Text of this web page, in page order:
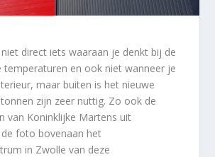
direct iets waaraan je denkt bij de
temperaturen en ook niet wanneer je
maar buiten is het nieuwe
zijn zeer nuttig. Zo ook de
van Koninklijke Martens uit
foto bovenaan het
in Zwolle van deze